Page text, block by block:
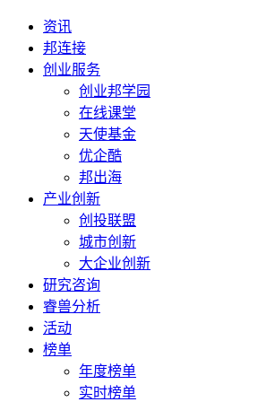
资讯
邦连接
创业服务
创业邦学园
在线课堂
天使基金
优企酷
邦出海
产业创新
创投联盟
城市创新
大企业创新
研究咨询
睿兽分析
活动
榜单
年度榜单
实时榜单